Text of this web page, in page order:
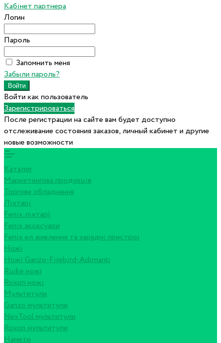
Кабінет партнера
Логин
Пароль
Запомнить меня
Забыли пароль?
Войти как пользователь
Зарегистрироваться
После регистрации на сайте вам будет доступно
отслеживание состояния заказов, личный кабинет и другие
новые возможности
Каталог
Маркетингова продукція
Торгове обладнання
Ліхтарі
Fenix ліхтарі
Fenix аксесуари
Fenix ел живлення та зарядні пристрої
Ножі
Ножі Ganzo-Firebird-Adimanti
Ruike ножі
Roxon ножi
Мультитули
Ganzo мультитули
NexTool мультитули
Roxon мультитули
Намети